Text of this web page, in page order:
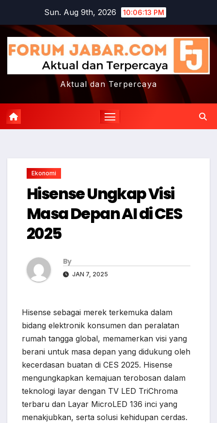
content
Sun. Aug 9th, 2026 10:06:13 PM
Aktual dan Terpercaya
Ekonomi
Hisense Ungkap Visi
Masa Depan AI di CES
2025
By
JAN 7, 2025
Hisense sebagai merek terkemuka dalam
bidang elektronik konsumen dan peralatan
rumah tangga global, memamerkan visi yang
berani untuk masa depan yang didukung oleh
kecerdasan buatan di CES 2025. Hisense
mengungkapkan kemajuan terobosan dalam
teknologi layar dengan TV LED TriChroma
terbaru dan Layar MicroLED 136 inci yang
menakjubkan, serta solusi kehidupan cerdas.